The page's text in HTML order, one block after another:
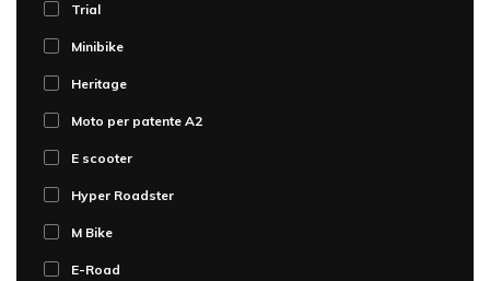
Trial
Minibike
Heritage
Moto per patente A2
E scooter
Hyper Roadster
M Bike
E-Road